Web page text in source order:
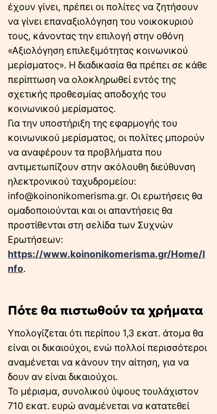
έχουν γίνει, πρέπει οι πολίτες να ζητήσουν
να γίνει επαναξιολόγηση του νοικοκυριού
τους, κάνοντας την επιλογή στην οθόνη
«Αξιολόγηση επιλεξιμότητας κοινωνικού
μερίσματος». Η διαδικασία θα πρέπει σε κάθε
περίπτωση να ολοκληρωθεί εντός της
σχετικής προθεσμίας αποδοχής του
κοινωνικού μερίσματος.
Για την υποστήριξη της εφαρμογής του
κοινωνικού μερίσματος, οι πολίτες μπορούν
να αναφέρουν τα προβλήματα που
αντιμετωπίζουν στην ακόλουθη διεύθυνση
ηλεκτρονικού ταχυδρομείου:
info@koinonikomerisma.gr. Οι ερωτήσεις θα
ομαδοποιούνται και οι απαντήσεις θα
προστίθενται στη σελίδα των Συχνών
Ερωτήσεων:
https://www.koinonikomerisma.gr/Home/I
nfo.
Πότε θα πιστωθούν τα χρήματα
Υπολογίζεται ότι περίπου 1,3 εκατ. άτομα θα
είναι οι δικαιούχοι, ενώ πολλοί περισσότεροι
αναμένεται να κάνουν την αίτηση, για να
δουν αν είναι δικαιούχοι.
Το μέρισμα, συνολικού ύψους τουλάχιστον
710 εκατ. ευρώ αναμένεται να κατατεθεί